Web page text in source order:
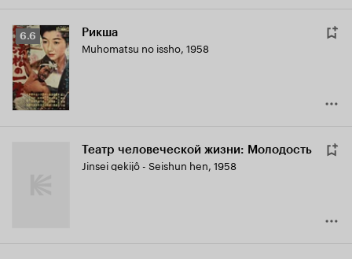
Рейтинг
Кинопоиска
6.6
6.6 Рикша
Muhomatsu no issho, 1958
Театр человеческой жизни: Молодость
Jinsei gekijô - Seishun hen, 1958